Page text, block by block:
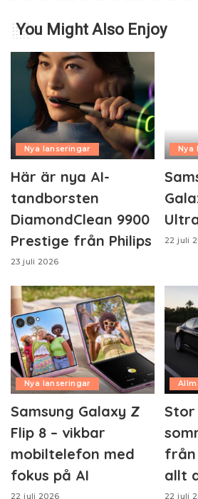
You Might Also Enjoy
Nya lanseringar
Här är nya AI-
tandborsten
DiamondClean 9900
Prestige från Philips
23 juli 2026
Nya
22 juli
Nya lanseringar
Samsung Galaxy Z
Flip 8 – vikbar
mobiltelefon med
fokus på AI
22 juli 2026
Stor
från
allt
22 juli